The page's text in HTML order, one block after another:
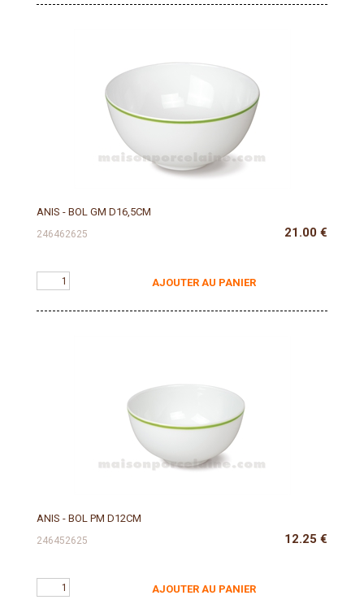
ANIS - BOL GM D16,5CM
246462625 21.00 €
AJOUTER AU PANIER
ANIS - BOL PM D12CM
246452625 12.25 €
AJOUTER AU PANIER